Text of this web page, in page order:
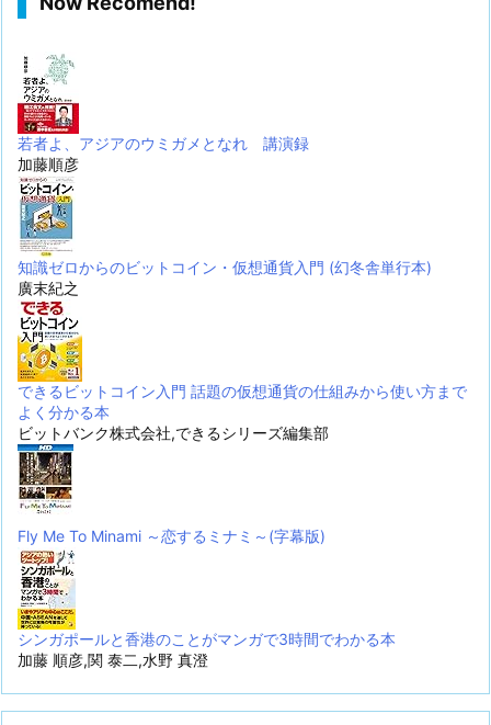
若者よ、アジアのウミガメとなれ 講演録
加藤順彦
知識ゼロからのビットコイン・仮想通貨入門 (幻冬舎単行本)
廣末紀之
できるビットコイン入門 話題の仮想通貨の仕組みから使い方まで
よく分かる本
ビットバンク株式会社,できるシリーズ編集部
Fly Me To Minami ～恋するミナミ～(字幕版)
シンガポールと香港のことがマンガで3時間でわかる本
加藤 順彦,関 泰二,水野 真澄